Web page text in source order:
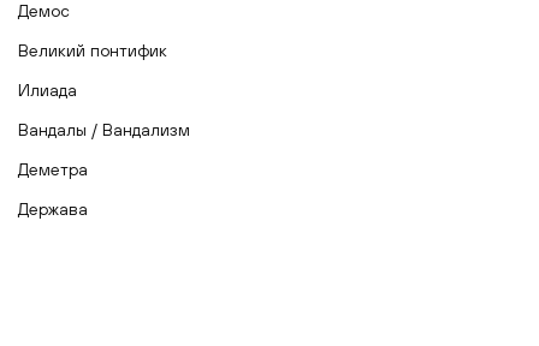
Демос
Великий понтифик
Илиада
Вандалы / Вандализм
Деметра
Держава